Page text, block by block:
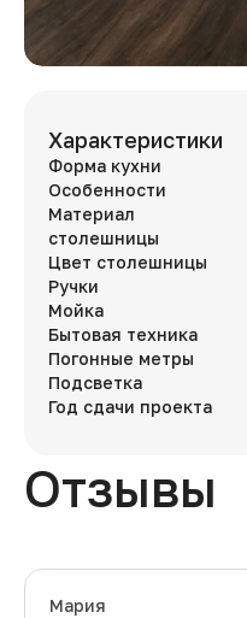
Характеристики
Форма кухни
Особенности
Материал
столешницы
Цвет столешницы
Ручки
Мойка
Бытовая техника
Погонные метры
Подсветка
Год сдачи проекта
Отзывы
Мария